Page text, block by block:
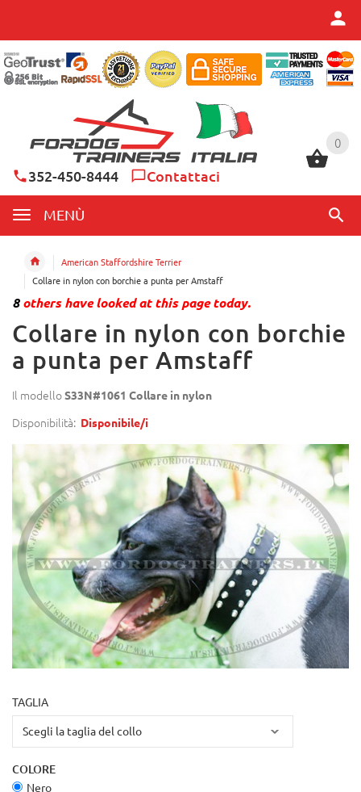
0
352-450-8444 Contattaci
MENÙ
0
American Staffordshire Terrier
Collare in nylon con borchie a punta per Amstaff
8others have looked at this page today.
Collare in nylon con borchie
a punta per Amstaff
Il modelloS33N#1061 Collare in nylon
Disponibilità: Disponibile/i
TAGLIA
COLORE
Nero